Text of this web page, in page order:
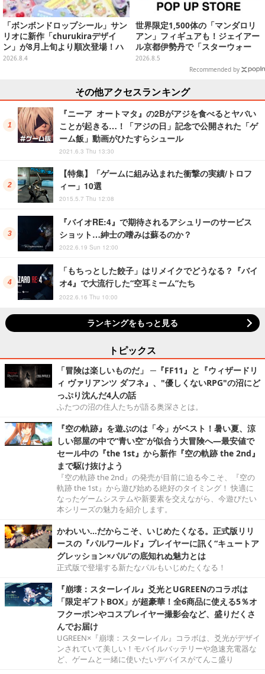
「ボンボンドロップシール」サン
リオに新作「churukiraデザイ
ン」が8月上旬より順次登場！ハ
ローキティ、はぴだんぶいなど全
2026.8.4
世界限定1,500体の「マンダロリ
アン」フィギュアも！ジェイアー
ル京都伊勢丹で「スターウォー
ズ」&「マーベル」ポップアップ
2026.8.5
Recommended by
その他アクセスランキング
『ニーア オートマタ』の2Bがアジを食べるとヤバい
ことが起きる…！「アジの日」記念で公開された「ゲ
ーム飯」動画がひたすらシュール
2021.6.3 Thu 13:30
【特集】「ゲームに組み込まれた衝撃の実績/トロフ
ィー」10選
2015.5.7 Thu 12:08
『バイオRE:4』で期待されるアシュリーのサービス
ショット…紳士の嗜みは蘇るのか？
2022.6.19 Sun 12:00
「もちっとした餃子」はリメイクでどうなる？『バイ
オ4』で大流行した“空耳ミーム”たち
2022.6.16 Thu 10:00
ランキングをもっと見る
トピックス
「冒険は楽しいものだ」 ─『FF11』と『ウィザードリ
ィ ヴァリアンツ ダフネ』、"優しくないRPG"の沼にど
っぷり沈んだ4人の話
ふたつの沼の住人たちが語る奥深さとは。
『空の軌跡』を遊ぶのは「今」がベスト！暑い夏、涼
しい部屋の中で“青い空”が似合う大冒険へ―最安値で
セール中の『the 1st』から新作『空の軌跡 the 2nd』
まで駆け抜けよう
『空の軌跡 the 2nd』の発売が目前に迫る今こそ、『空の
軌跡 the 1st』から遊び始める絶好のタイミング！ 快適に
なったゲームシステムや新要素を交えながら、今遊びたい
本シリーズの魅力を紹介します。
かわいい…だからこそ、いじめたくなる。正式版リリ
ースの『パルワールド』プレイヤーに訊く“キュートア
グレッション×パル”の底知れぬ魅力とは
正式版で登場する新たなパルもいじめたくなる！
『崩壊：スターレイル』爻光とUGREENのコラボは
「限定ギフトBOX」が超豪華！全6商品に使える5％オ
フクーポンやコスプレイヤー撮影会など、盛りだくさ
んでお届け
UGREEN×『崩壊：スターレイル』コラボは、爻光がデザイ
ンされていて美しい！モバイルバッテリーや急速充電器な
ど、ゲームと一緒に使いたいデバイスがてんこ盛り